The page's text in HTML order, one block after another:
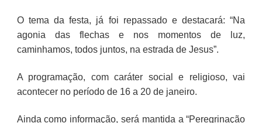
O tema da festa, já foi repassado e destacará: “Na
agonia das flechas e nos momentos de luz,
caminhamos, todos juntos, na estrada de Jesus”.
A programação, com caráter social e religioso, vai
acontecer no período de 16 a 20 de janeiro.
Ainda como informação, será mantida a “Peregrinação